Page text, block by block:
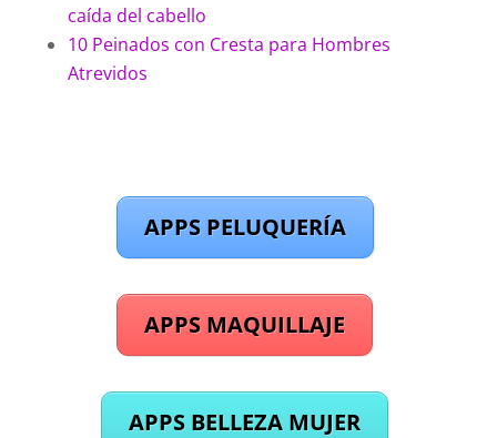
caída del cabello
10 Peinados con Cresta para Hombres
Atrevidos
APPS PELUQUERÍA
APPS MAQUILLAJE
APPS BELLEZA MUJER